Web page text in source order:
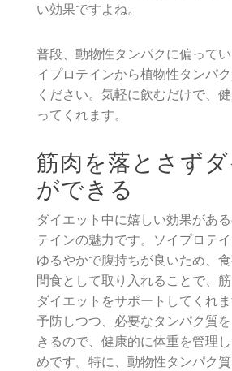
い効果ですよね。
普段、動物性タンパクに偏って
イプロテインから植物性タンパ
ください。気軽に飲むだけで、
ってくれます。
筋肉を落とさず
ができる
ダイエット中に嬉しい効果があ
テインの魅力です。ソイプロテ
ゆるやかで腹持ちが良いため、
間食として取り入れることで、
ダイエットをサポートしてくれ
予防しつつ、必要なタンパク質
きるので、健康的に体重を管理
めです。特に、動物性タンパク質